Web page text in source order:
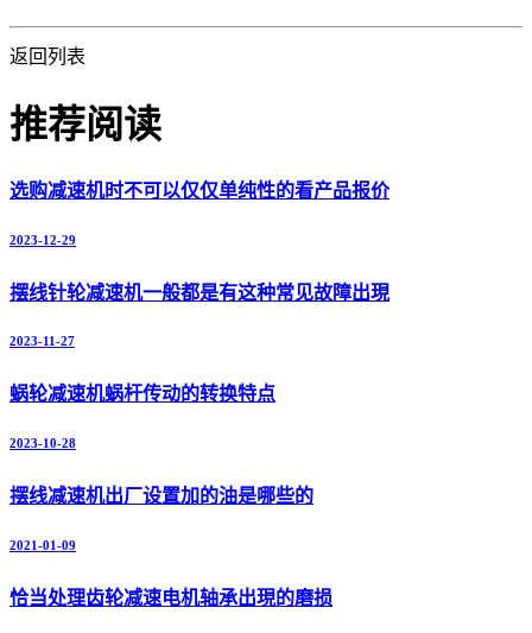
返回列表
推荐阅读
选购减速机时不可以仅仅单纯性的看产品报价
2023-12-29
摆线针轮减速机一般都是有这种常见故障出現
2023-11-27
蜗轮减速机蜗杆传动的转换特点
2023-10-28
摆线减速机出厂设置加的油是哪些的
2021-01-09
恰当处理齿轮减速电机轴承出現的磨损